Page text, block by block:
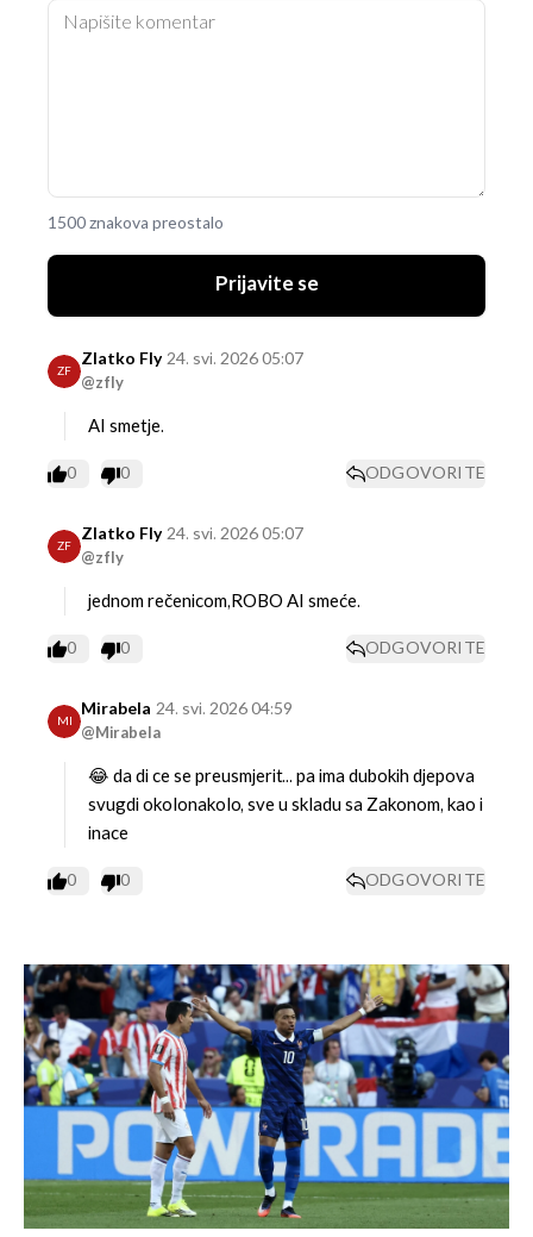
1500 znakova preostalo
Prijavite se
ZF
Zlatko Fly
@zfly
24. svi. 2026 05:07
AI smetje.
0 0 ODGOVORITE
ZF
Zlatko Fly
@zfly
24. svi. 2026 05:07
jednom rečenicom,ROBO AI smeće.
0 0 ODGOVORITE
MI
Mirabela
@Mirabela
24. svi. 2026 04:59
😂 da di ce se preusmjerit... pa ima dubokih djepova
svugdi okolonakolo, sve u skladu sa Zakonom, kao i
inace
0 0 ODGOVORITE